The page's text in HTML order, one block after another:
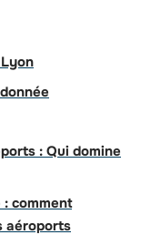
: Qui domine
comment
aéroports